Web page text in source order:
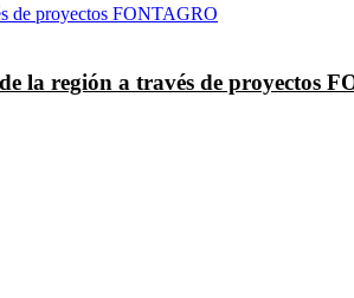
la región a través de proyectos